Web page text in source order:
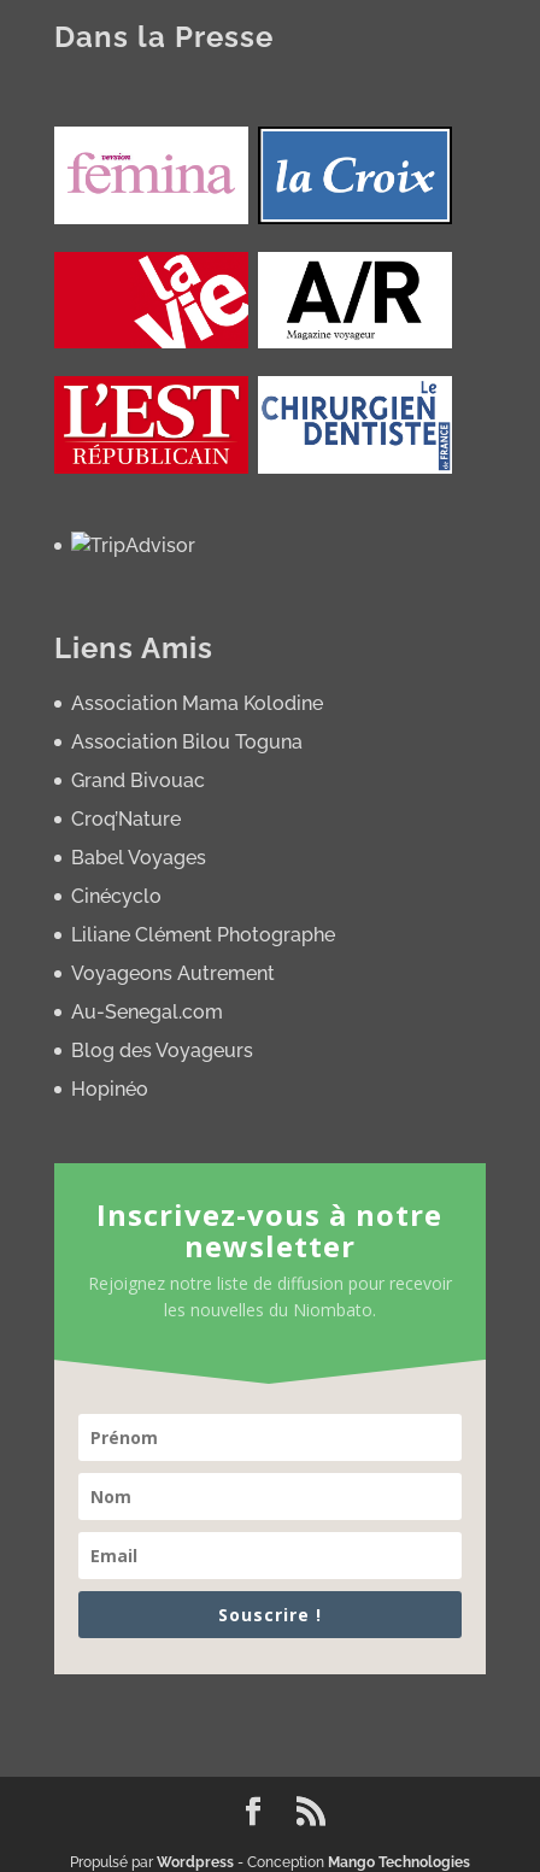
Dans la Presse
Liens Amis
Association Mama Kolodine
Association Bilou Toguna
Grand Bivouac
Croq’Nature
Babel Voyages
Cinécyclo
Liliane Clément Photographe
Voyageons Autrement
Au-Senegal.com
Blog des Voyageurs
Hopinéo
Inscrivez-vous à notre
newsletter
Rejoignez notre liste de diffusion pour recevoir
les nouvelles du Niombato.
Souscrire !
Propulsé parWordpress- Conception Mango Technologies